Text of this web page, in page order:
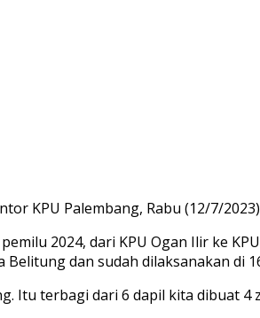
KPU Palembang, Rabu (12/7/
2024, dari KPU Ogan Ilir ke
dan sudah dilaksanakan di
Itu terbagi dari 6 dapil kita dibuat 4